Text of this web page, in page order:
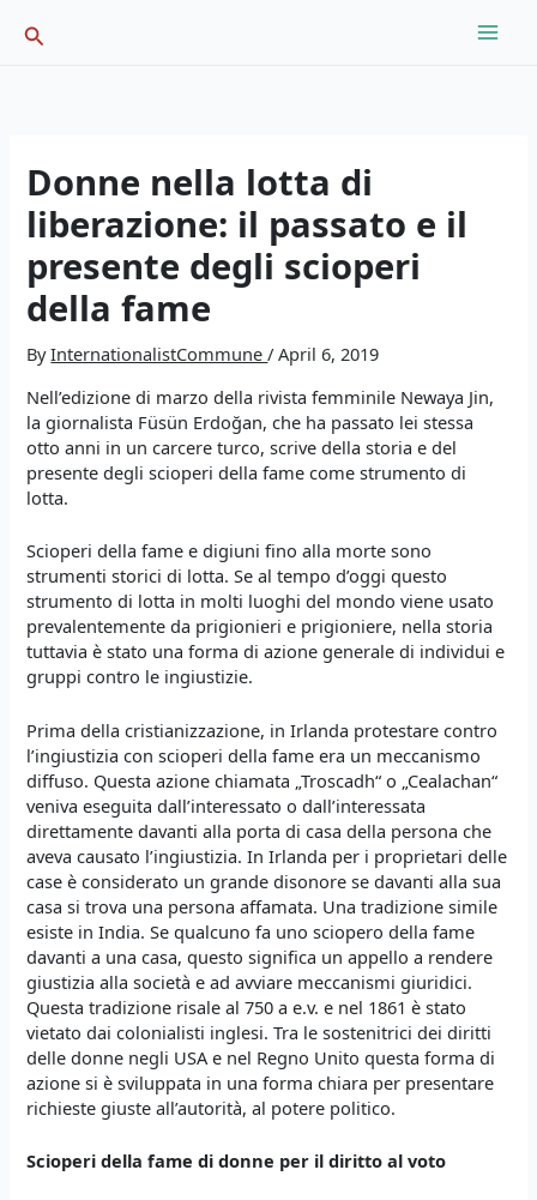
Search
Donne nella lotta di
liberazione: il passato e il
presente degli scioperi
della fame
ByInternationalistCommune/April 6, 2019
Nell’edizione di marzo della rivista femminile Newaya Jin,
la giornalista Füsün Erdoğan, che ha passato lei stessa
otto anni in un carcere turco, scrive della storia e del
presente degli scioperi della fame come strumento di
lotta.
Scioperi della fame e digiuni fino alla morte sono
strumenti storici di lotta. Se al tempo d’oggi questo
strumento di lotta in molti luoghi del mondo viene usato
prevalentemente da prigionieri e prigioniere, nella storia
tuttavia è stato una forma di azione generale di individui e
gruppi contro le ingiustizie.
Prima della cristianizzazione, in Irlanda protestare contro
l’ingiustizia con scioperi della fame era un meccanismo
diffuso. Questa azione chiamata „Troscadh“ o „Cealachan“
veniva eseguita dall’interessato o dall’interessata
direttamente davanti alla porta di casa della persona che
aveva causato l’ingiustizia. In Irlanda per i proprietari delle
case è considerato un grande disonore se davanti alla sua
casa si trova una persona affamata. Una tradizione simile
esiste in India. Se qualcuno fa uno sciopero della fame
davanti a una casa, questo significa un appello a rendere
giustizia alla società e ad avviare meccanismi giuridici.
Questa tradizione risale al 750 a e.v. e nel 1861 è stato
vietato dai colonialisti inglesi. Tra le sostenitrici dei diritti
delle donne negli USA e nel Regno Unito questa forma di
azione si è sviluppata in una forma chiara per presentare
richieste giuste all’autorità, al potere politico.
Scioperi della fame di donne per il diritto al voto